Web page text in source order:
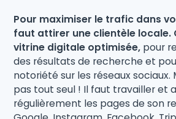
Pour maximiser le trafic dans
faut attirer une clientèle locale.
vitrine digitale optimisée, pour
des résultats de recherche et
notoriété sur les réseaux sociaux.
pas tout seul ! Il faut travailler et
régulièrement les pages de son